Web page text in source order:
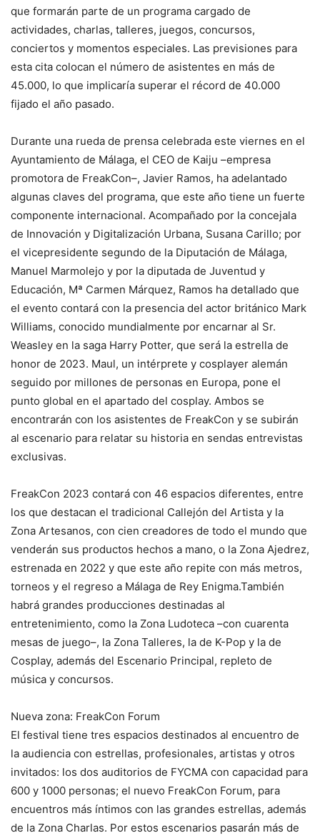
que formarán parte de un programa cargado de
actividades, charlas, talleres, juegos, concursos,
conciertos y momentos especiales. Las previsiones para
esta cita colocan el número de asistentes en más de
45.000, lo que implicaría superar el récord de 40.000
fijado el año pasado.
Durante una rueda de prensa celebrada este viernes en el
Ayuntamiento de Málaga, el CEO de Kaiju –empresa
promotora de FreakCon–, Javier Ramos, ha adelantado
algunas claves del programa, que este año tiene un fuerte
componente internacional. Acompañado por la concejala
de Innovación y Digitalización Urbana, Susana Carillo; por
el vicepresidente segundo de la Diputación de Málaga,
Manuel Marmolejo y por la diputada de Juventud y
Educación, Mª Carmen Márquez, Ramos ha detallado que
el evento contará con la presencia del actor británico Mark
Williams, conocido mundialmente por encarnar al Sr.
Weasley en la saga Harry Potter, que será la estrella de
honor de 2023. Maul, un intérprete y cosplayer alemán
seguido por millones de personas en Europa, pone el
punto global en el apartado del cosplay. Ambos se
encontrarán con los asistentes de FreakCon y se subirán
al escenario para relatar su historia en sendas entrevistas
exclusivas.
FreakCon 2023 contará con 46 espacios diferentes, entre
los que destacan el tradicional Callejón del Artista y la
Zona Artesanos, con cien creadores de todo el mundo que
venderán sus productos hechos a mano, o la Zona Ajedrez,
estrenada en 2022 y que este año repite con más metros,
torneos y el regreso a Málaga de Rey Enigma.También
habrá grandes producciones destinadas al
entretenimiento, como la Zona Ludoteca –con cuarenta
mesas de juego–, la Zona Talleres, la de K-Pop y la de
Cosplay, además del Escenario Principal, repleto de
música y concursos.
Nueva zona: FreakCon Forum
El festival tiene tres espacios destinados al encuentro de
la audiencia con estrellas, profesionales, artistas y otros
invitados: los dos auditorios de FYCMA con capacidad para
600 y 1000 personas; el nuevo FreakCon Forum, para
encuentros más íntimos con las grandes estrellas, además
de la Zona Charlas. Por estos escenarios pasarán más de